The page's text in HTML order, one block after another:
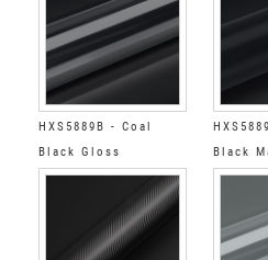
HXS5889B - Coal
Black Gloss
Black